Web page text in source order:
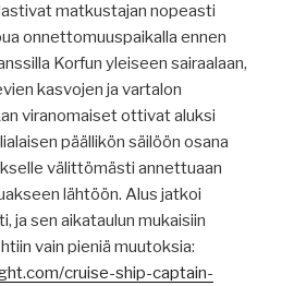
matkustajan nopeasti
onnettomuuspaikalla ennen
Korfun yleiseen sairaalaan,
kasvojen ja vartalon
viranomaiset ottivat aluksi
päällikön säilöön osana
välittömästi annettuaan
lähtöön. Alus jatkoi
ja sen aikataulun mukaisiin
vain pieniä muutoksia:
cruise-ship-captain-